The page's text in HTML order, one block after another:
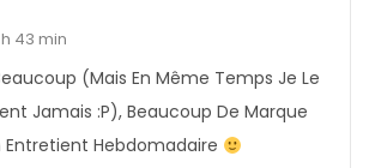
h 43 min
(mais En Même Temps Je Le
Jamais :p), Beaucoup De Marque
Entretient Hebdomadaire